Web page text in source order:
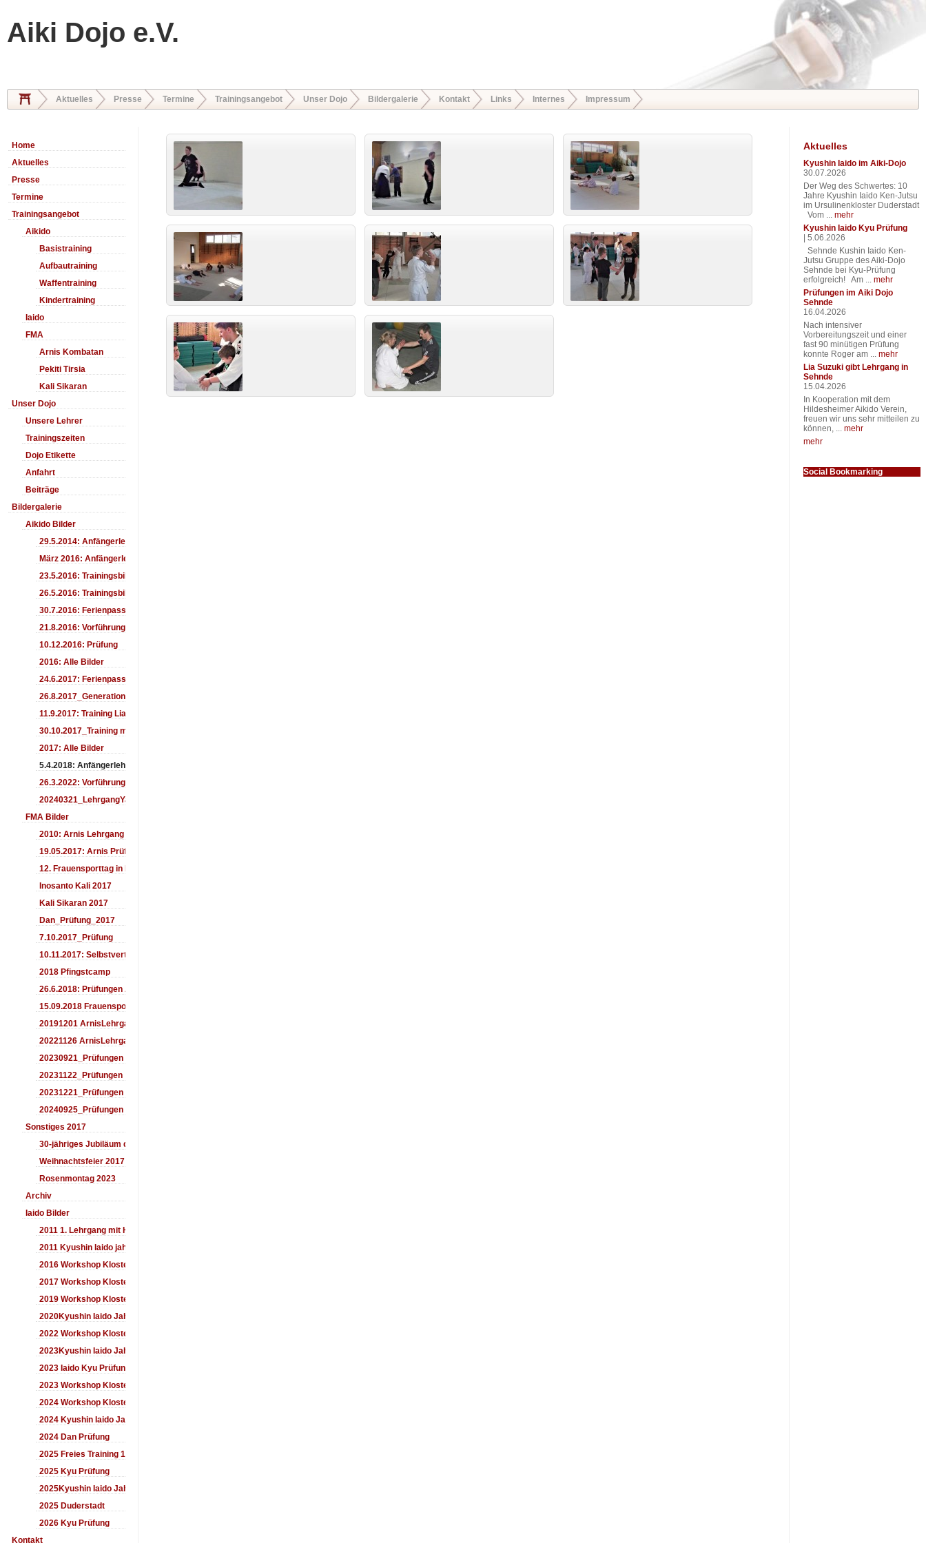
Aiki Dojo e.V.
Aktuelles Presse Termine Trainingsangebot Unser Dojo Bildergalerie Kontakt Links Internes Impressum
Home
Aktuelles
Presse
Termine
Trainingsangebot
Aikido
Basistraining
Aufbautraining
Waffentraining
Kindertraining
Iaido
FMA
Arnis Kombatan
Pekiti Tirsia
Kali Sikaran
Unser Dojo
Unsere Lehrer
Trainingszeiten
Dojo Etikette
Anfahrt
Beiträge
Bildergalerie
Aikido Bilder
29.5.2014: Anfängerlehrgang Aiki-Ken
März 2016: Anfängerlehrgang
23.5.2016: Trainingsbilder
26.5.2016: Trainingsbilder
30.7.2016: Ferienpass
21.8.2016: Vorführung Bergfest Sehnde
10.12.2016: Prüfung
2016: Alle Bilder
24.6.2017: Ferienpass
26.8.2017_Generationentag_Sehnde
11.9.2017: Training LiaSuzuki Hildesheim
30.10.2017_Training mit Ando
2017: Alle Bilder
5.4.2018: Anfängerlehrgang
26.3.2022: Vorführung
20240321_LehrgangYamashima
FMA Bilder
2010: Arnis Lehrgang
19.05.2017: Arnis Prüfung
12. Frauensporttag in Langenhagen 2017
Inosanto Kali 2017
Kali Sikaran 2017
Dan_Prüfung_2017
7.10.2017_Prüfung
10.11.2017: Selbstverteidigung für Kinder
2018 Pfingstcamp
26.6.2018: Prüfungen Arnis
15.09.2018 Frauensporttag
20191201 ArnisLehrgang
20221126 ArnisLehrgang
20230921_Prüfungen
20231122_Prüfungen
20231221_Prüfungen
20240925_Prüfungen
Sonstiges 2017
30-jähriges Jubiläum des Aiki-Dojo's 2017
Weihnachtsfeier 2017
Rosenmontag 2023
Archiv
Iaido Bilder
2011 1. Lehrgang mit Headmaster Ralf Gumpfer
2011 Kyushin Iaido jahrestreffen
2016 Workshop Kloster Duderstadt
2017 Workshop Kloster Duderstadt
2019 Workshop Kloster Duderstadt
2020Kyushin Iaido Jahrestreffen
2022 Workshop Kloster Duderstadt
2023Kyushin Iaido Jahrestreffen
2023 Iaido Kyu Prüfung
2023 Workshop Kloster Duderstadt
2024 Workshop Kloster Duderstadt
2024 Kyushin Iaido Jahrestreffen
2024 Dan Prüfung
2025 Freies Training 17:00-18:00 Uhr
2025 Kyu Prüfung
2025Kyushin Iaido Jahrestreffen
2025 Duderstadt
2026 Kyu Prüfung
Kontakt
Aktuelles
Kyushin Iaido im Aiki-Dojo
30.07.2026
Der Weg des Schwertes: 10
Jahre Kyushin Iaido Ken-Jutsu
im Ursulinenkloster Duderstadt
Vom ... mehr
Kyushin Iaido Kyu Prüfung
5.06.2026
Sehnde Kushin Iaido Ken-
Jutsu Gruppe des Aiki-Dojo
Sehnde bei Kyu-Prüfung
erfolgreich! Am ... mehr
Prüfungen im Aiki Dojo
Sehnde
16.04.2026
Nach intensiver
Vorbereitungszeit und einer
fast 90 minütigen Prüfung
konnte Roger am ... mehr
Lia Suzuki gibt Lehrgang in
Sehnde
15.04.2026
In Kooperation mit dem
Hildesheimer Aikido Verein,
freuen wir uns sehr mitteilen zu
können, ... mehr
mehr
Social Bookmarking